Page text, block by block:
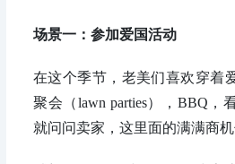
场景一：参加爱国活动
在这个季节，老美们喜欢穿着
聚会（lawn parties），BBQ
就问问卖家，这里面的满满商